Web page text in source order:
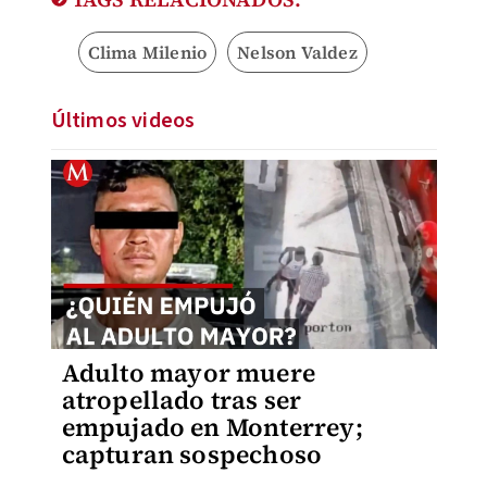
Clima Milenio Nelson Valdez
Últimos videos
Adulto mayor muere
atropellado tras ser
empujado en Monterrey;
capturan sospechoso